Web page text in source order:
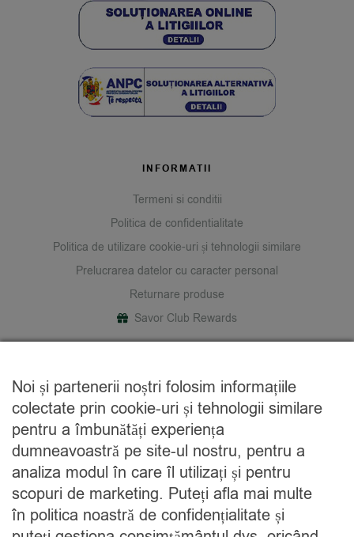
INFORMATII
Termeni si conditii
Politica de confidentialitate
Politica de utilizare cookie-uri și tehnologii similare
Prelucrarea datelor cu caracter personal
Returnare produse
Savor Club Rewards
Cine suntem
Blog
Contact
CATEGORII
Condimente
Noi și partenerii noștri folosim informațiile
colectate prin cookie-uri și tehnologii similare
pentru a îmbunătăți experiența
dumneavoastră pe site-ul nostru, pentru a
analiza modul în care îl utilizați și pentru
scopuri de marketing. Puteți afla mai multe
în politica noastră de confidențialitate și